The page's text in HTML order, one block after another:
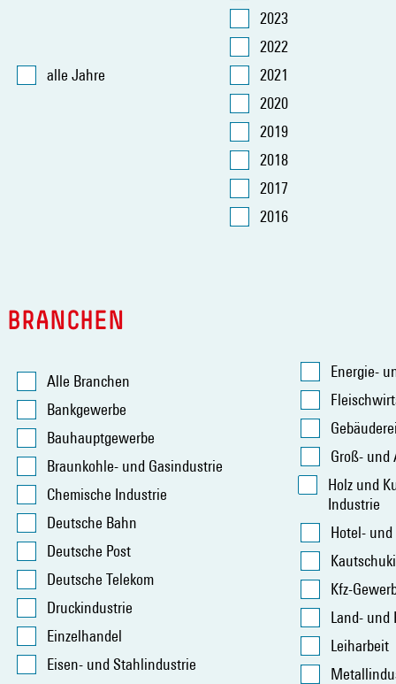
alle Jahre
2023
2022
2021
2020
2019
2018
2017
2016
BRANCHEN
Alle Branchen
Bankgewerbe
Bauhauptgewerbe
Braunkohle- und Gasindustrie
Chemische Industrie
Deutsche Bahn
Deutsche Post
Deutsche Telekom
Druckindustrie
Einzelhandel
Eisen- und Stahlindustrie
Energie-
Groß- und
Holz und
Industrie
Hotel-
Kfz-
Land- und
Leiharbeit